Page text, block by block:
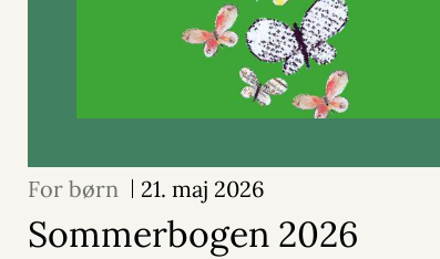
For børn 21. maj 2026
Sommerbogen 2026